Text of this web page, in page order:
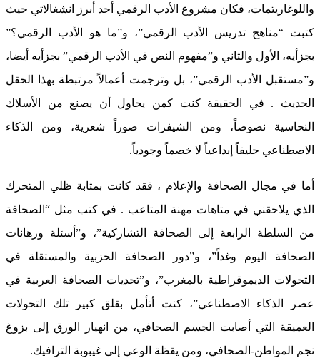
واللوغاريتمات، فكان مشروع الأدب الرقمي أحد أبرز انشغالاتي حيث
كتبت “مناهج تدريس الأدب الرقمي”، و”ما هو الأدب الرقمي؟”
بجزأيه، الأول والثاني و”مفهوم النص في الأدب الرقمي” بجزأيه أيضا،
و”مستقبل الأدب الرقمي”، بل وترجمت أعمالاً مرتبطة بهذا الحقل
الحديث . في الحقيقة كنت كمن يحاول أن يصنع من الأسلاك
النحاسية نصوصاً، ومن الشيفرات صوراً شعرية، ومن الذكاء
الاصطناعي حليفاً إبداعياً لا خصماً وجودياً.
أما في مجال الصحافة والإعلام ، فقد كانت بمثابة ظلي المتحرك
الذي يلاحقني في متاهات مهنة المتاعب . في كتب مثل “الصحافة
من السلطة الرابعة إلى الصحافة التشاركية”، و”أسئلة ورهانات
الصحافة اليوم وغداً”، و”دور الصحافة الحزبية والمستقلة في
التحولات الديموقراطية بالمغرب”، و”تحديات الصحافة العربية في
عصر الذكاء الاصطناعي”، كنت أتأمل بقلق كبير تلك التحولات
العميقة التي أصابت الجسم الصحافي، من انهيار الورق إلى بزوغ
نجم المواطن-الصحافي، ومن يقظة الوعي إلى غيبوبة الترافيك.